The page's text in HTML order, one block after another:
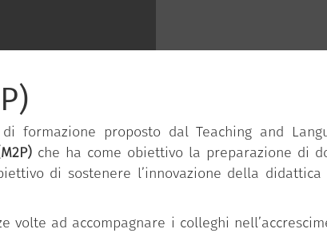
formazione proposto dal Teaching and
che ha come obiettivo la preparazione di
di sostenere l’innovazione della
ad accompagnare i colleghi